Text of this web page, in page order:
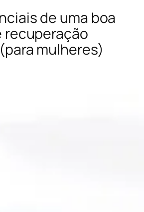
de uma boa
recuperação
mulheres)